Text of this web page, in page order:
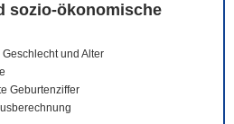
sozio-ökonomische
und Alter
Geburtenziffer